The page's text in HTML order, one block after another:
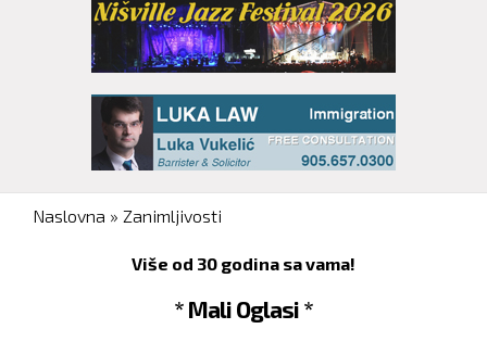
You are here
Naslovna » Zanimljivosti
Više od 30 godina sa vama!
* Mali Oglasi *